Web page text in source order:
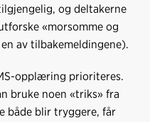
og deltakerne
«morsomme og
av tilbakemeldingene).
opplæring prioriteres.
bruke noen «triks» fra
både blir tryggere, får